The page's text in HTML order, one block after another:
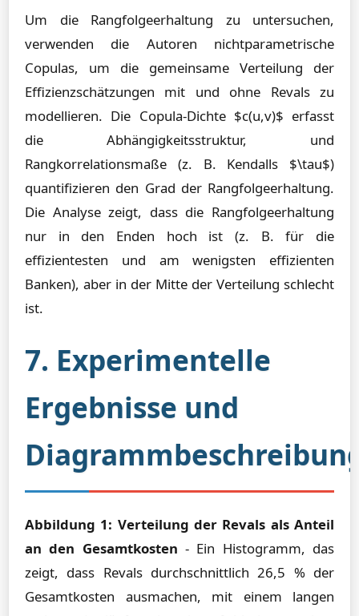
Um die Rangfolgeerhaltung zu untersuchen,
verwenden die Autoren nichtparametrische
Copulas, um die gemeinsame Verteilung der
Effizienzschätzungen mit und ohne Revals zu
modellieren. Die Copula-Dichte $c(u,v)$ erfasst
die Abhängigkeitsstruktur, und
Rangkorrelationsmaße (z. B. Kendalls $\tau$)
quantifizieren den Grad der Rangfolgeerhaltung.
Die Analyse zeigt, dass die Rangfolgeerhaltung
nur in den Enden hoch ist (z. B. für die
effizientesten und am wenigsten effizienten
Banken), aber in der Mitte der Verteilung schlecht
ist.
7. Experimentelle
Ergebnisse und
Abbildung 1: Verteilung der Revals als Anteil
an den Gesamtkosten - Ein Histogramm, das
zeigt, dass Revals durchschnittlich 26,5 % der
Gesamtkosten ausmachen, mit einem langen